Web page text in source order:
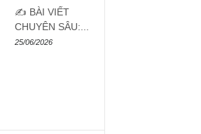
✍️ BÀI VIẾT
CHUYÊN SÂU:...
25/06/2026